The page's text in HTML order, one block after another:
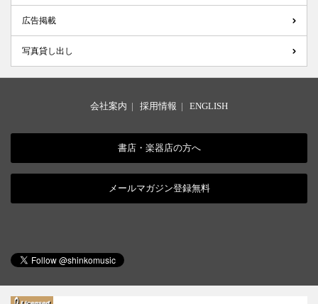
広告掲載
写真貸し出し
会社案内 | 採用情報 | ENGLISH
書店・楽器店の方へ
メールマガジン登録無料